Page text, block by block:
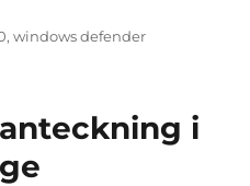
,windows defender
i